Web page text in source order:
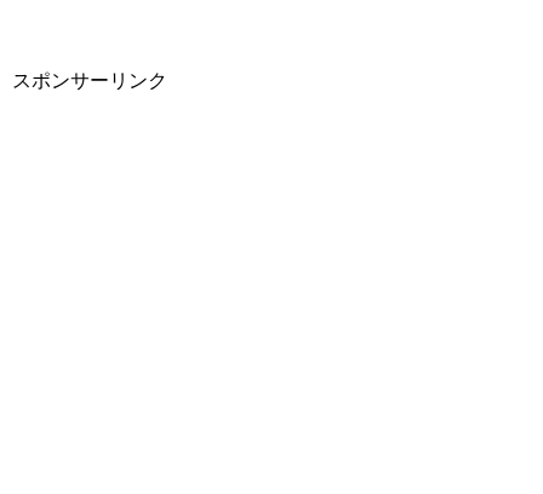
スポンサーリンク